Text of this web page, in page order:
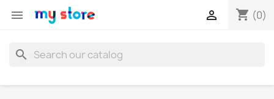
 shopping_cart (0)

search